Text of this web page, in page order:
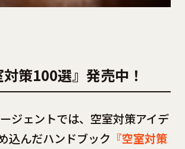
策100選』発売中！
ジェントでは、空室対策アイデ
込んだハンドブック 『空室対策